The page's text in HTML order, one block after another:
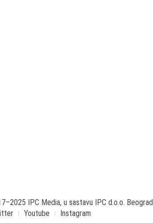
IPC Media, u sastavu IPC d.o.o. Beograd
Youtube Instagram